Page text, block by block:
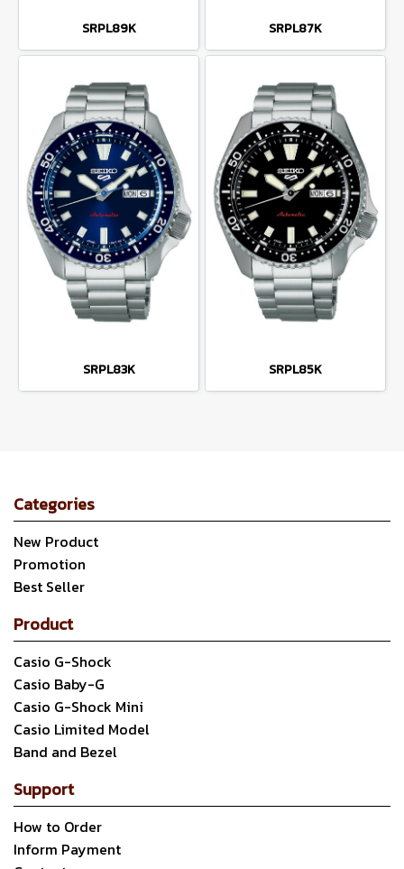
SRPL89K SRPL87K
SRPL83K SRPL85K
Categories
New Product
Promotion
Best Seller
Product
Casio G-Shock
Casio Baby-G
Casio G-Shock Mini
Casio Limited Model
Band and Bezel
Support
How to Order
Inform Payment